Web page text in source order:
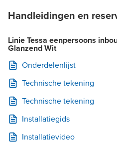
Handleidingen en
Linie Tessa eenpersoons
Glanzend Wit
Onderdelenlijst
Technische tekening
Technische tekening
Installatiegids
Installatievideo